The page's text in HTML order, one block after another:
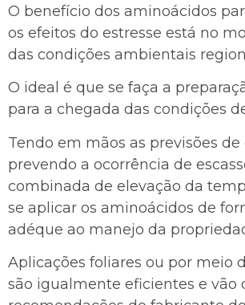
O benefício dos aminoácidos
os efeitos do estresse está no
das condições ambientais
O ideal é que se faça a
para a chegada das condições
Tendo em mãos as previsões de
prevendo a ocorrência de
combinada de elevação da
se aplicar os aminoácidos de
adéque ao manejo da
Aplicações foliares ou por meio
são igualmente eficientes e vão